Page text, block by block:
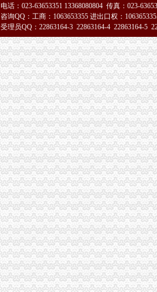
电话：023-63653351 13368080804 传真：023-
咨询QQ：工商：1063653355 进出口权：
受理员QQ：22863164-3 22863164-4 22863164-5